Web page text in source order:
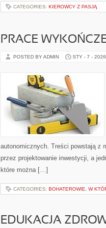
CATEGORIES: KIEROWCY Z PASJĄ
PRACE
POSTED BY ADMIN STY - 7 - 2026
autonomicznych. Treści powstają z
przez projektowanie inwestycji, a
które można […]
CATEGORIES: BOHATEROWIE, W
EDUKACJA